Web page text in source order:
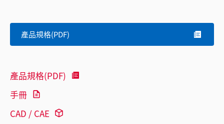
產品規格(PDF)
產品規格(PDF)
手冊
CAD / CAE